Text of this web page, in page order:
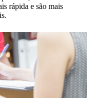
rápida e são mais